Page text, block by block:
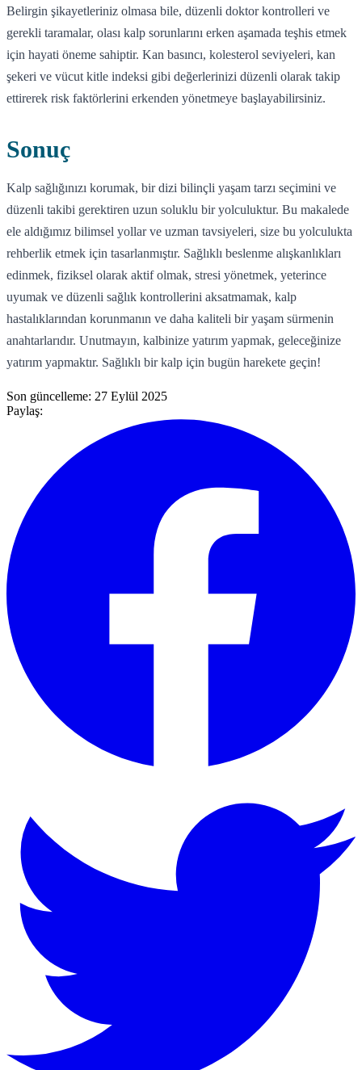
Belirgin şikayetleriniz olmasa bile, düzenli doktor kontrolleri ve
gerekli taramalar, olası kalp sorunlarını erken aşamada teşhis etmek
için hayati öneme sahiptir. Kan basıncı, kolesterol seviyeleri, kan
şekeri ve vücut kitle indeksi gibi değerlerinizi düzenli olarak takip
ettirerek risk faktörlerini erkenden yönetmeye başlayabilirsiniz.
Sonuç
Kalp sağlığınızı korumak, bir dizi bilinçli yaşam tarzı seçimini ve
düzenli takibi gerektiren uzun soluklu bir yolculuktur. Bu makalede
ele aldığımız bilimsel yollar ve uzman tavsiyeleri, size bu yolculukta
rehberlik etmek için tasarlanmıştır. Sağlıklı beslenme alışkanlıkları
edinmek, fiziksel olarak aktif olmak, stresi yönetmek, yeterince
uyumak ve düzenli sağlık kontrollerini aksatmamak, kalp
hastalıklarından korunmanın ve daha kaliteli bir yaşam sürmenin
anahtarlarıdır. Unutmayın, kalbinize yatırım yapmak, geleceğinize
yatırım yapmaktır. Sağlıklı bir kalp için bugün harekete geçin!
Son güncelleme: 27 Eylül 2025
Paylaş: